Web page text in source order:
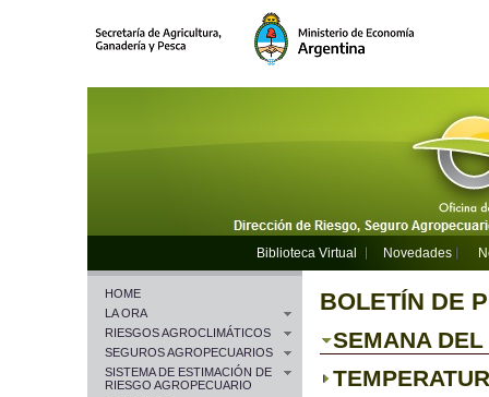
Biblioteca Virtual Novedades
HOME
LA ORA
RIESGOS AGROCLIMÁTICOS
SEGUROS AGROPECUARIOS
SISTEMA DE ESTIMACIÓN DE
RIESGO AGROPECUARIO
BOLETÍN DE
SEMANA